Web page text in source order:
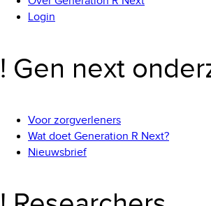
Login
! Gen next
Voor zorgverleners
Wat doet Generation R Next?
Nieuwsbrief